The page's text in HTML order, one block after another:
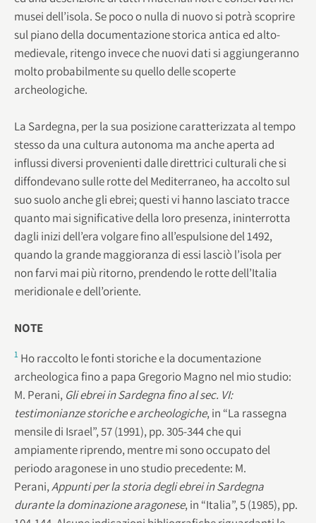
musei dell’isola. Se poco o nulla di nuovo si potrà scoprire
sul piano della documentazione storica antica ed alto-
medievale, ritengo invece che nuovi dati si aggiungeranno
molto probabilmente su quello delle scoperte
archeologiche.
La Sardegna, per la sua posizione caratterizzata al tempo
stesso da una cultura autonoma ma anche aperta ad
influssi diversi provenienti dalle direttrici culturali che si
diffondevano sulle rotte del Mediterraneo, ha accolto sul
suo suolo anche gli ebrei; questi vi hanno lasciato tracce
quanto mai significative della loro presenza, ininterrotta
dagli inizi dell’era volgare fino all’espulsione del 1492,
quando la grande maggioranza di essi lasciò l’isola per
non farvi mai più ritorno, prendendo le rotte dell’Italia
meridionale e dell’oriente.
NOTE
1 Ho raccolto le fonti storiche e la documentazione
archeologica fino a papa Gregorio Magno nel mio studio:
M. Perani, Gli ebrei in Sardegna fino al sec. VI:
testimonianze storiche e archeologiche, in “La rassegna
mensile di Israel”, 57 (1991), pp. 305-344 che qui
ampiamente riprendo, mentre mi sono occupato del
periodo aragonese in uno studio precedente: M.
Perani,Appunti per la storia degli ebrei in Sardegna
durante la dominazione aragonese, in “Italia”, 5 (1985), pp.